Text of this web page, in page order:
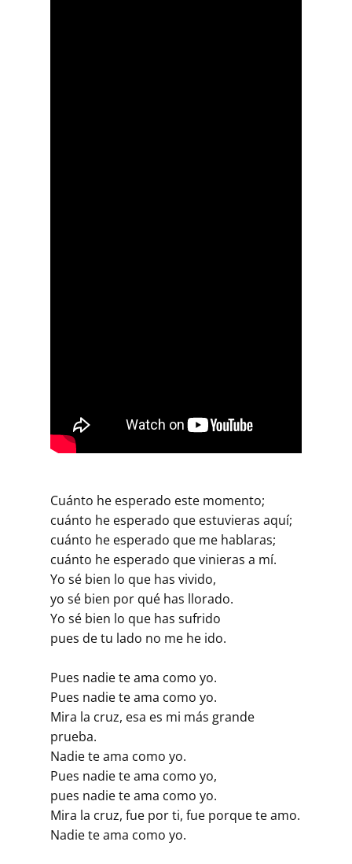
Cuánto he esperado este momento;
cuánto he esperado que estuvieras aquí;
cuánto he esperado que me hablaras;
cuánto he esperado que vinieras a mí.
Yo sé bien lo que has vivido,
yo sé bien por qué has llorado.
Yo sé bien lo que has sufrido
pues de tu lado no me he ido.
Pues nadie te ama como yo.
Pues nadie te ama como yo.
Mira la cruz, esa es mi más grande
prueba.
Nadie te ama como yo.
Pues nadie te ama como yo,
pues nadie te ama como yo.
Mira la cruz, fue por ti, fue porque te amo.
Nadie te ama como yo.